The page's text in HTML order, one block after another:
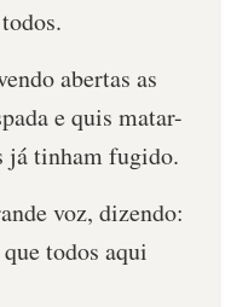
abertas as
e quis matar-
já tinham fugido.
voz, dizendo:
todos aqui